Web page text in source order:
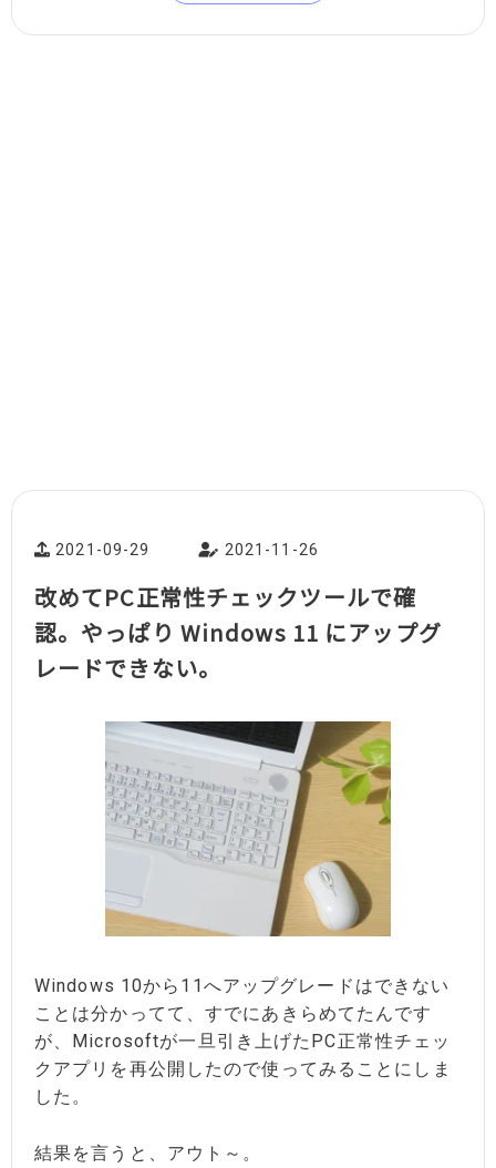
2021-09-29 2021-11-26
改めてPC正常性チェックツールで確
認。やっぱり Windows 11 にアップグ
レードできない。
Windows 10から11へアップグレードはできない
ことは分かってて、すでにあきらめてたんです
が、Microsoftが一旦引き上げたPC正常性チェッ
クアプリを再公開したので使ってみることにしま
した。
結果を言うと、アウト～。